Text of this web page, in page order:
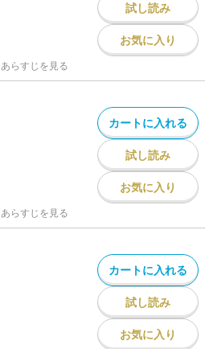
試し読み
お気に入り
あらすじを見る
カートに入れる
試し読み
お気に入り
あらすじを見る
カートに入れる
試し読み
お気に入り